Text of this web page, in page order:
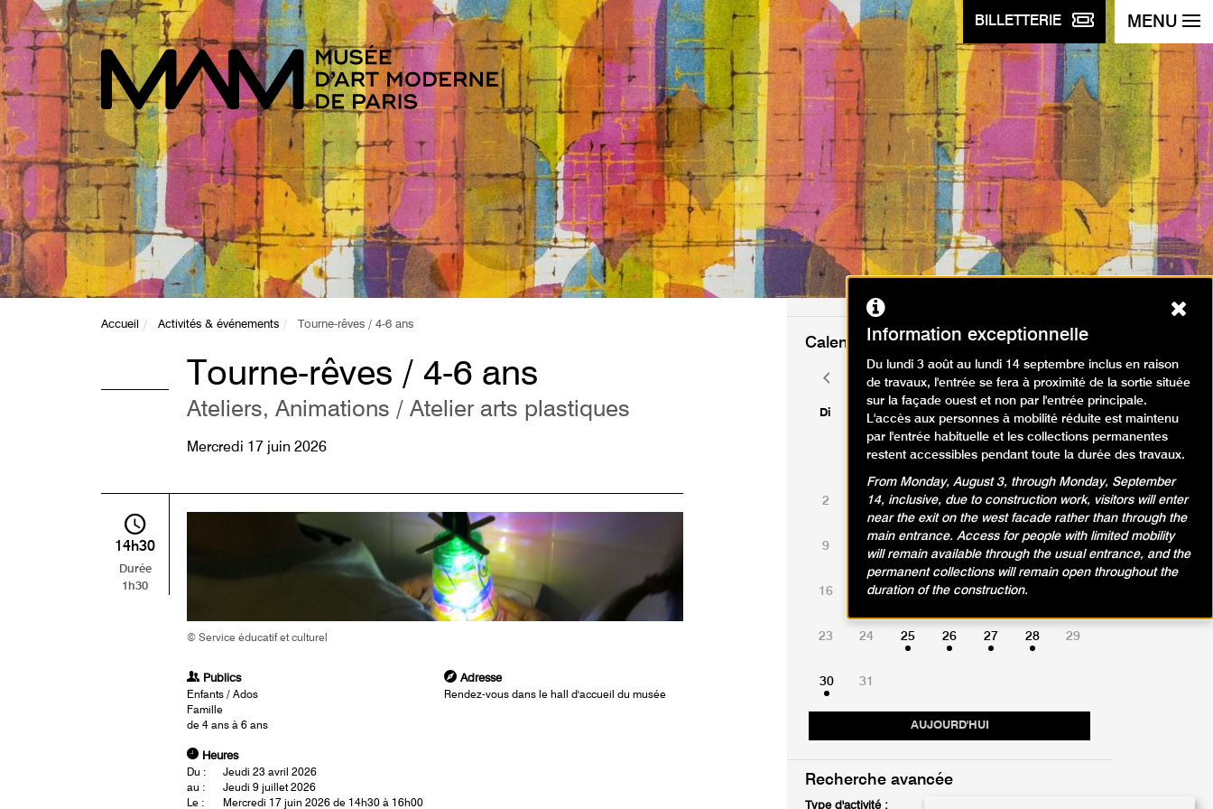
BILLETTERIE MENU
Accueil Activités & événements Tourne-rêves / 4-6 ans
Tourne-rêves / 4-6 ans
Ateliers, Animations / Atelier arts plastiques
Mercredi 17 juin 2026
© Service éducatif et culturel
14h30
Durée
1h30
Publics
Enfants / Ados
Famille
de 4 ans à 6 ans
Adresse
Rendez-vous dans le hall d'accueil du musée
Heures
Du :
Jeudi 23 avril 2026
au :
Jeudi 9 juillet 2026
Le :
Mercredi 17 juin 2026 de 14h30 à 16h00
Calendrier des événements
août 2026
Di Lu Ma Ve Sa
AUJOURD'HUI
1
2 3 4 5 6 7 8
9 12 13 14
16 17 18 19 20 21
23 24 25 26 27 28 29
30 31
Mois
précédent
Mois
suivant
Recherche avancée
Type d'activité :
Information exceptionnelle
Du lundi 3 août au lundi 14 septembre inclus en raison
de travaux, l'entrée se fera à proximité de la sortie située
sur la façade ouest et non par l'entrée principale.
L'accès aux personnes à mobilité réduite est maintenu
par l'entrée habituelle et les collections permanentes
restent accessibles pendant toute la durée des travaux.
From Monday, August 3, through Monday, September
14, inclusive, due to construction work, visitors will enter
near the exit on the west facade rather than through the
main entrance. Access for people with limited mobility
will remain available through the usual entrance, and the
permanent collections will remain open throughout the
duration of the construction.